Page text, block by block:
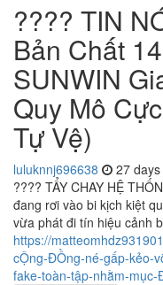
???? TIN
Bản Chất
SUNWIN
Quy Mô
Tự Vệ)
luluknnj696638 27
???? TẨY CHAY HỆ
đang rơi vào bi kịch kiệt
vừa phát đi tín hiệu cảnh
https://
cỘng-ĐỒng-né-gấp-kẻo-
fake-toàn-tập-nhằm-